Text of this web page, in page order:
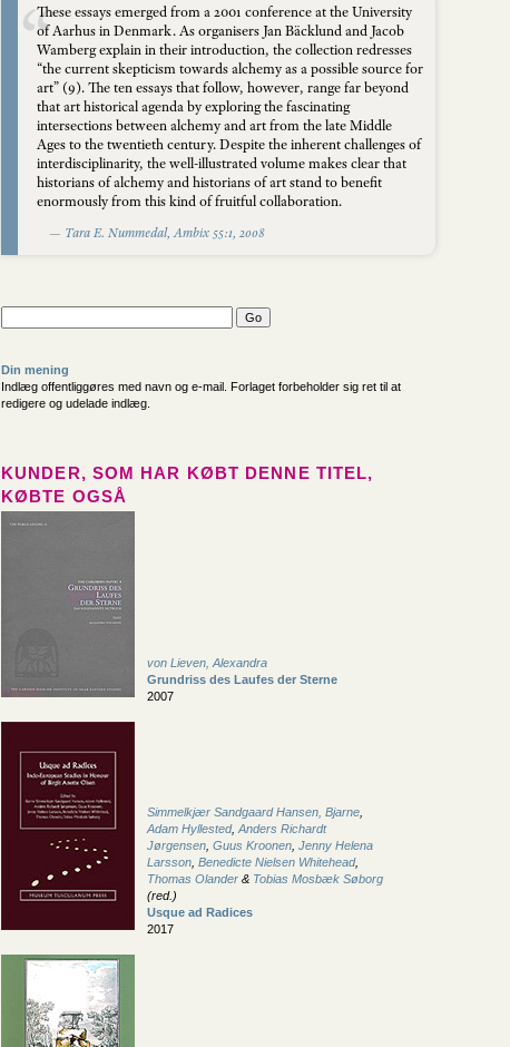
These essays emerged from a 2001 conference at the University
of Aarhus in Denmark. As organisers Jan Bäcklund and Jacob
Wamberg explain in their introduction, the collection redresses
“the current skepticism towards alchemy as a possible source for
art” (9). The ten essays that follow, however, range far beyond
that art historical agenda by exploring the fascinating
intersections between alchemy and art from the late Middle
Ages to the twentieth century. Despite the inherent challenges of
interdisciplinarity, the well-illustrated volume makes clear that
historians of alchemy and historians of art stand to benefit
enormously from this kind of fruitful collaboration.
— Tara E. Nummedal, Ambix 55:1, 2008
Din mening
Indlæg offentliggøres med navn og e-mail. Forlaget forbeholder sig ret til at
redigere og udelade indlæg.
KUNDER, SOM HAR KØBT DENNE TITEL,
KØBTE OGSÅ
von Lieven, Alexandra
Grundriss des Laufes der Sterne
2007
Simmelkjær Sandgaard Hansen, Bjarne
Adam Hyllested, Anders Richardt
Jørgensen Guus Kroonen Jenny Helena
Larsson Benedicte Nielsen Whitehead,
Thomas Olander & Tobias Mosbæk Søborg
(red.)
Usque ad Radices
2017